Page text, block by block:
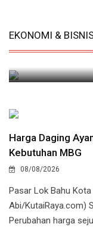
EKONOMI &
UMKM Gunung
Harga Daging
Kebutuhan MBG
08/08/2026
Pasar Lok Bahu
Abi/KutaiRaya.com)
Perubahan harga